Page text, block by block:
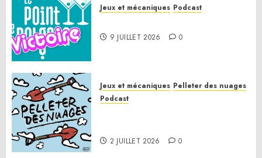
Jeux et mécaniques Podcast
9 JUILLET 2026 0
Jeux et mécaniques Pelleter des nuages
Podcast
2 JUILLET 2026 0